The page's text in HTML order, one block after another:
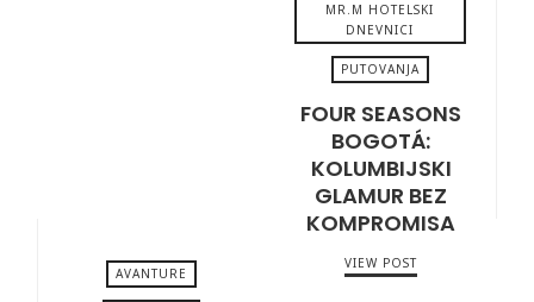
MR.M HOTELSKI
DNEVNICI
PUTOVANJA
FOUR SEASONS
BOGOTÁ:
KOLUMBIJSKI
GLAMUR BEZ
KOMPROMISA
VIEW POST
AVANTURE